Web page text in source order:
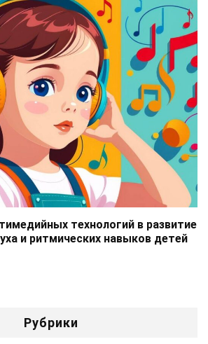
технологий в развитие
и ритмических навыков детей
Рубрики